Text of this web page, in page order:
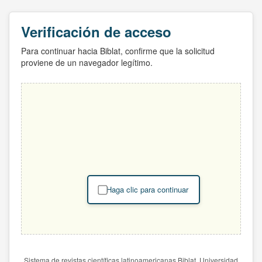
Verificación de acceso
Para continuar hacia Biblat, confirme que la solicitud
proviene de un navegador legítimo.
Haga clic para continuar
Sistema de revistas científicas latinoamericanas Biblat. Universidad